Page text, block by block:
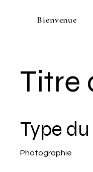
Bienvenue
Titre
Type
Photographie